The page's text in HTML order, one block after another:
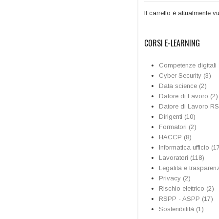
Il carrello è attualmente
CORSI E-LEARNING
Competenze digitali
Cyber Security (3)
Data science (2)
Datore di Lavoro (2)
Datore di Lavoro
Dirigenti (10)
Formatori (2)
HACCP (8)
Informatica ufficio
Lavoratori (118)
Legalità e
Privacy (2)
Rischio elettrico (2)
RSPP - ASPP (17)
Sostenibilità (1)